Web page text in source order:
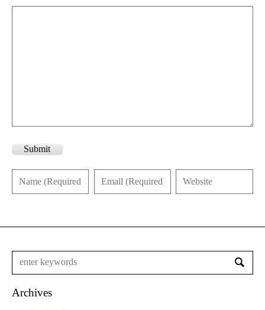
Submit
Archives